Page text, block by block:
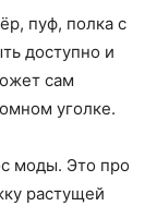
пуф, полка с
доступно и
сам
уголке.
моды. Это про
растущей